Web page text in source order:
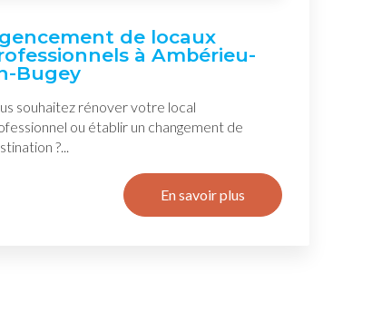
de locaux
à Ambérieu-
Bugey
souhaitez rénover votre local
ou établir un changement de
?...
En savoir plus